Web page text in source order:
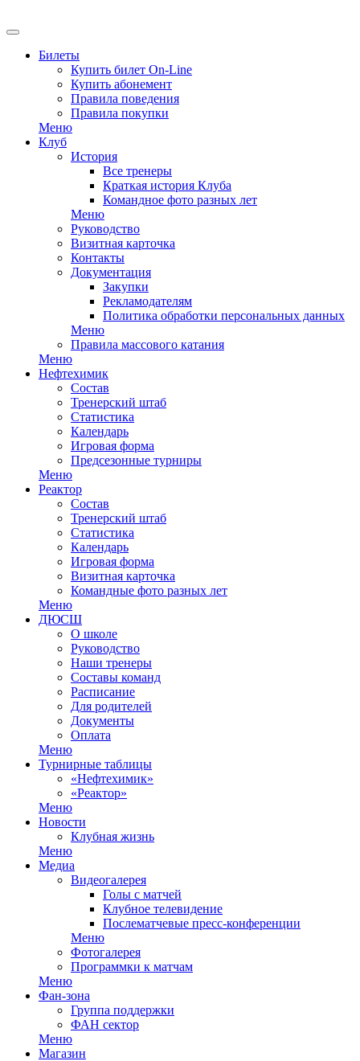
Билеты
Купить билет On-Line
Купить абонемент
Правила поведения
Правила покупки
Меню
Клуб
История
Все тренеры
Краткая история Клуба
Командное фото разных лет
Меню
Руководство
Визитная карточка
Контакты
Документация
Закупки
Рекламодателям
Политика обработки персональных данных
Меню
Правила массового катания
Меню
Нефтехимик
Состав
Тренерский штаб
Статистика
Календарь
Игровая форма
Предсезонные турниры
Меню
Реактор
Состав
Тренерский штаб
Статистика
Календарь
Игровая форма
Визитная карточка
Командные фото разных лет
Меню
ДЮСШ
О школе
Руководство
Наши тренеры
Составы команд
Расписание
Для родителей
Документы
Оплата
Меню
Турнирные таблицы
«Нефтехимик»
«Реактор»
Меню
Новости
Клубная жизнь
Меню
Медиа
Видеогалерея
Голы с матчей
Клубное телевидение
Послематчевые пресс-конференции
Меню
Фотогалерея
Программки к матчам
Меню
Фан-зона
Группа поддержки
ФАН сектор
Меню
Магазин